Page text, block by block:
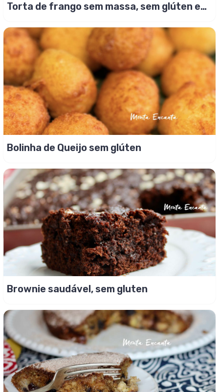
Torta de frango sem massa, sem glúten e
Bolinha de Queijo sem glúten
Brownie saudável, sem gluten